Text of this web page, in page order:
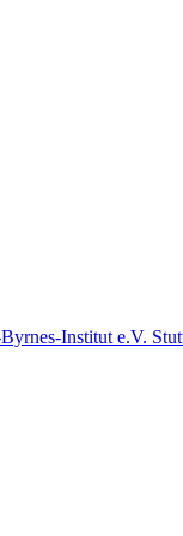
Institut e.V.